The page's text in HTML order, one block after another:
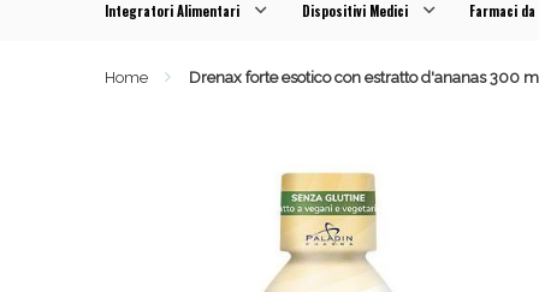
Integratori Alimentari Dispositivi Medici Farmaci
Home Drenax forte esotico con estratto d'ananas 300